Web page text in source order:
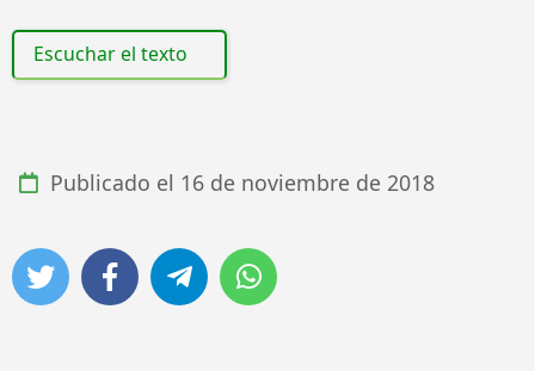
Escuchar el texto
Publicado el 16 de noviembre de 2018